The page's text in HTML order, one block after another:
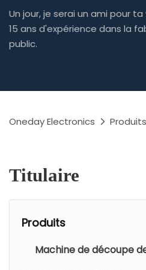
Un jour, je serai un ami pour
15 ans d'expérience dans la
public.
Oneday Electronics Produits
Titulaire
Produits
Machine de découpe